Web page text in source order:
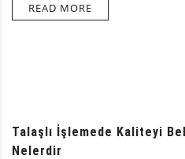
READ MORE
Talaşlı İşlemede Kaliteyi
Nelerdir